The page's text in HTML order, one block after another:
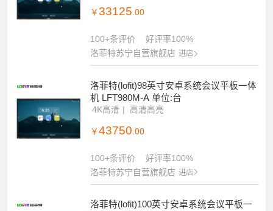
￥ 33125.00
100+条评价
好评率100%
洛菲特苏宁自营旗舰店 进店
洛菲特(lofit)98英寸安卓系统会议平板一体
机 LFT980M-A 单位:台
4K高清 高清高亮
￥ 43750 .00
100+条评价
好评率100%
洛菲特苏宁自营旗舰店 进店
洛菲特(lofit)100英寸安卓系统会议平板一